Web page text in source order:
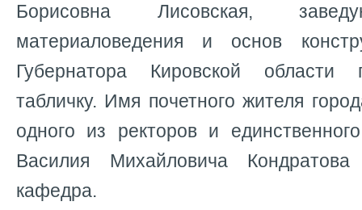
Борисовна Лисовская,
материаловедения и основ
Губернатора Кировской области
табличку. Имя почетного жителя
одного из ректоров и
Василия Михайловича
кафедра.